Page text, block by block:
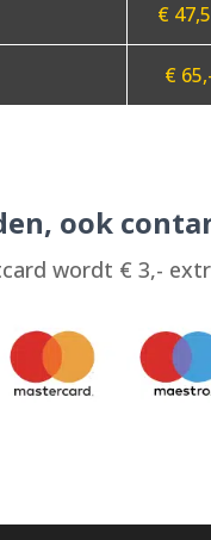
€
€
ook
wordt € 3,-